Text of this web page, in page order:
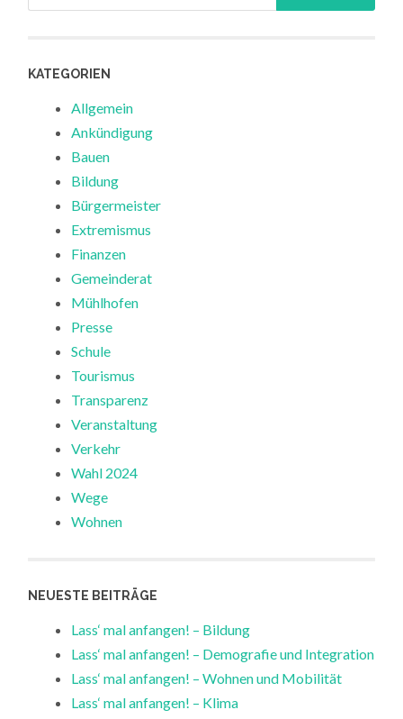
KATEGORIEN
Allgemein
Ankündigung
Bauen
Bildung
Bürgermeister
Extremismus
Finanzen
Gemeinderat
Mühlhofen
Presse
Schule
Tourismus
Transparenz
Veranstaltung
Verkehr
Wahl 2024
Wege
Wohnen
NEUESTE BEITRÄGE
Lass‘ mal anfangen! – Bildung
Lass‘ mal anfangen! – Demografie und Integration
Lass‘ mal anfangen! – Wohnen und Mobilität
Lass‘ mal anfangen! – Klima